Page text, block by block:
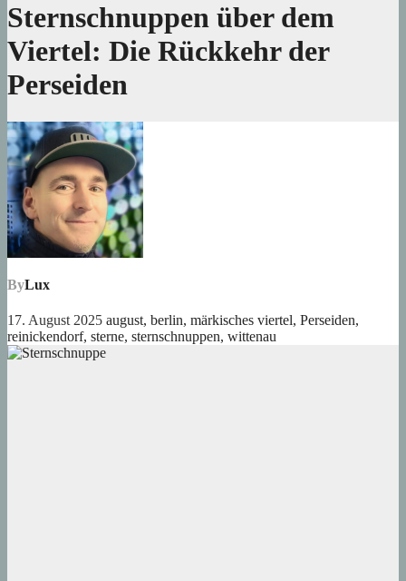
Sternschnuppen über dem
Viertel: Die Rückkehr der
Perseiden
ByLux
17. August 2025 august, berlin, märkisches viertel, Perseiden,
reinickendorf, sterne, sternschnuppen, wittenau